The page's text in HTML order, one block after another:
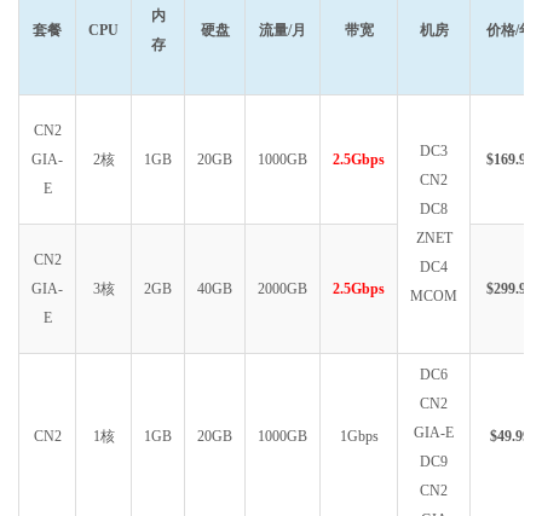
套餐 CPU
内
存
硬盘 流量/月 带宽 机房 价格/年
CN2
GIA-
E
2核 1GB 20GB 1000GB 2.5Gbps
DC3
CN2
DC8
ZNET
DC4
MCOM
$169.99
CN2
GIA-
E
3核 2GB 40GB 2000GB 2.5Gbps $299.99
CN2 1核 1GB 20GB 1000GB 1Gbps
DC6
CN2
GIA-E
DC9
CN2
$49.99